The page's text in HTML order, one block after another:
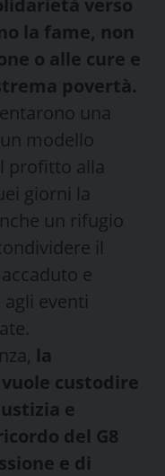
la fame, non
o alle cure e
povertà.
una
modello
profitto alla
giorni la
un rifugio
il
e
eventi
la
custodire
e
del G8
e di